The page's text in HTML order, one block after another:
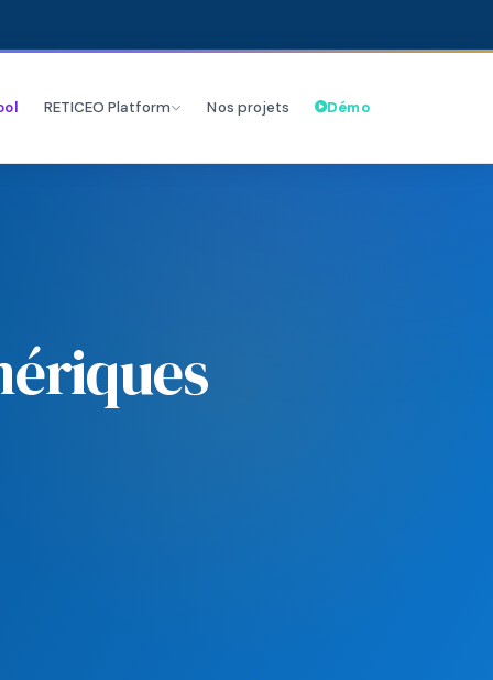
RETICEO Platform Nos projets Démo